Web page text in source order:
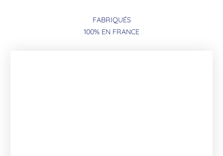
FABRIQUÉS
100% EN FRANCE